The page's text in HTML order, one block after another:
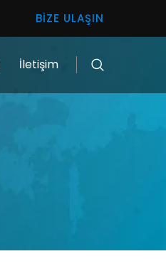
BIZE ULAŞIN
İletişim